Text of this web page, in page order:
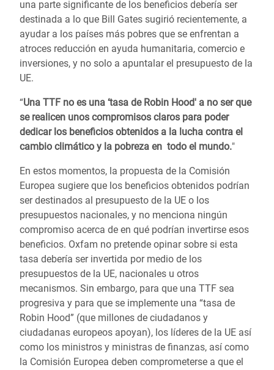
una parte significante de los beneficios debería ser
destinada a lo que Bill Gates sugirió recientemente, a
ayudar a los países más pobres que se enfrentan a
atroces reducción en ayuda humanitaria, comercio e
inversiones, y no solo a apuntalar el presupuesto de la
UE.
“Una TTF no es una ‘tasa de Robin Hood' a no ser que
se realicen unos compromisos claros para poder
dedicar los beneficios obtenidos a la lucha contra el
cambio climático y la pobreza en todo el mundo."
En estos momentos, la propuesta de la Comisión
Europea sugiere que los beneficios obtenidos podrían
ser destinados al presupuesto de la UE o los
presupuestos nacionales, y no menciona ningún
compromiso acerca de en qué podrían invertirse esos
beneficios. Oxfam no pretende opinar sobre si esta
tasa debería ser invertida por medio de los
presupuestos de la UE, nacionales u otros
mecanismos. Sin embargo, para que una TTF sea
progresiva y para que se implemente una “tasa de
Robin Hood” (que millones de ciudadanos y
ciudadanas europeos apoyan), los líderes de la UE así
como los ministros y ministras de finanzas, así como
la Comisión Europea deben comprometerse a que el